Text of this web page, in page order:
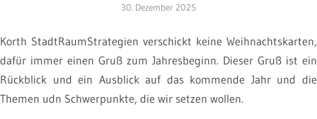
30. Dezember 2025
Korth StadtRaumStrategien verschickt keine Weihnachtskarten,
dafür immer einen Gruß zum Jahresbeginn. Dieser Gruß ist ein
Rückblick und ein Ausblick auf das kommende Jahr und die
Themen udn Schwerpunkte, die wir setzen wollen.